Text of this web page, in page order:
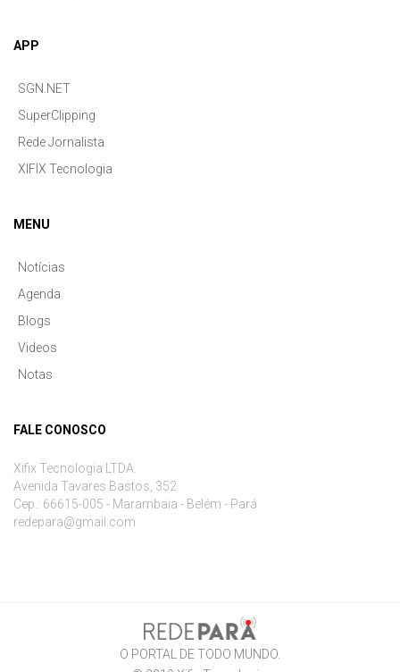
APP
SGN.NET
SuperClipping
Rede Jornalista
XIFIX Tecnologia
MENU
Notícias
Agenda
Blogs
Videos
Notas
FALE CONOSCO
Xifix Tecnologia LTDA.
Avenida Tavares Bastos, 352
Cep.: 66615-005 - Marambaia - Belém - Pará
redepara@gmail.com
O PORTAL DE TODO MUNDO.